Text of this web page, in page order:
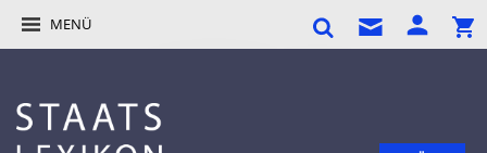
MENÜ